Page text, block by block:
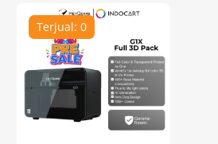
Terjual: 0